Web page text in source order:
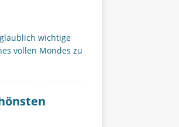
wichtige
vollen Mondes zu